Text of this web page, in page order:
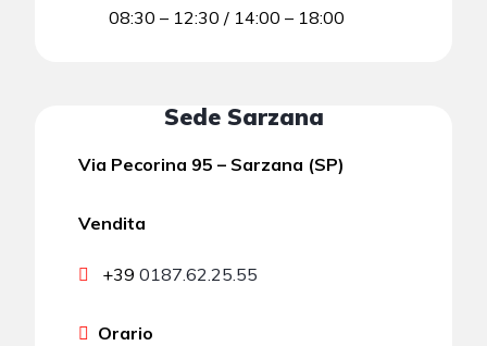
08:30 – 12:30 / 14:00 – 18:00
Sede Sarzana
Via Pecorina 95 – Sarzana (SP)
Vendita
+390187.62.25.55
Orario